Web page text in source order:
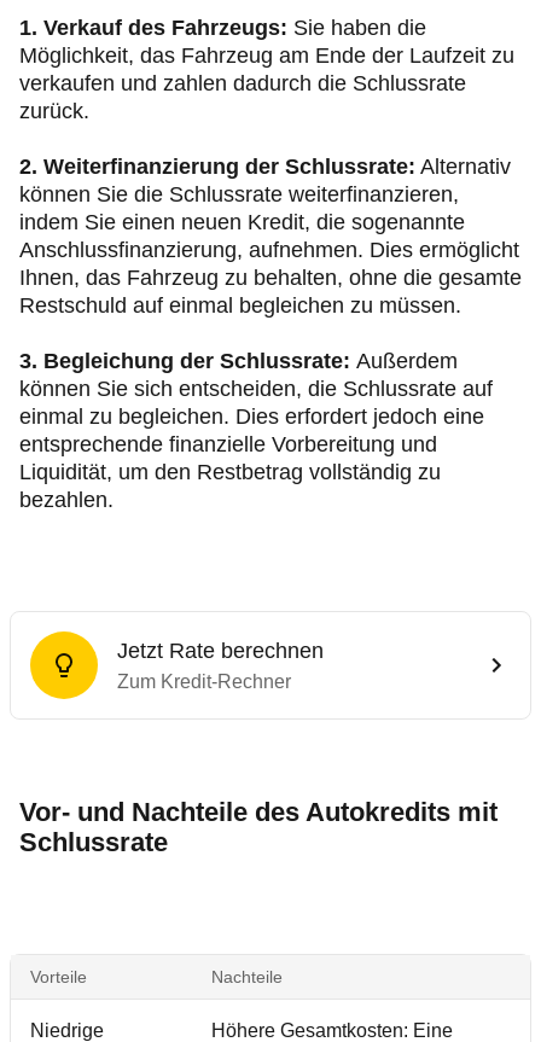
1. Verkauf des Fahrzeugs: Sie haben die
Möglichkeit, das Fahrzeug am Ende der Laufzeit zu
verkaufen und zahlen dadurch die Schlussrate
zurück.
2. Weiterfinanzierung der Schlussrate: Alternativ
können Sie die Schlussrate weiterfinanzieren,
indem Sie einen neuen Kredit, die sogenannte
Anschlussfinanzierung, aufnehmen. Dies ermöglicht
Ihnen, das Fahrzeug zu behalten, ohne die gesamte
Restschuld auf einmal begleichen zu müssen.
3. Begleichung der Schlussrate: Außerdem
können Sie sich entscheiden, die Schlussrate auf
einmal zu begleichen. Dies erfordert jedoch eine
entsprechende finanzielle Vorbereitung und
Liquidität, um den Restbetrag vollständig zu
bezahlen.
Jetzt Rate berechnen
Zum Kredit-Rechner
Vor- und Nachteile des Autokredits mit
Schlussrate
Vorteile Nachteile
Niedrige
Höhere Gesamtkosten: Eine